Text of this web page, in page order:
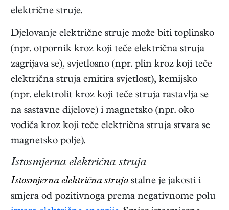
električne struje.
Djelovanje električne struje može biti toplinsko
(npr. otpornik kroz koji teče električna struja
zagrijava se), svjetlosno (npr. plin kroz koji teče
električna struja emitira svjetlost), kemijsko
(npr. elektrolit kroz koji teče struja rastavlja se
na sastavne dijelove) i magnetsko (npr. oko
vodiča kroz koji teče električna struja stvara se
magnetsko polje).
Istosmjerna električna struja
Istosmjerna električna strujastalne je jakosti i
smjera od pozitivnoga prema negativnome polu